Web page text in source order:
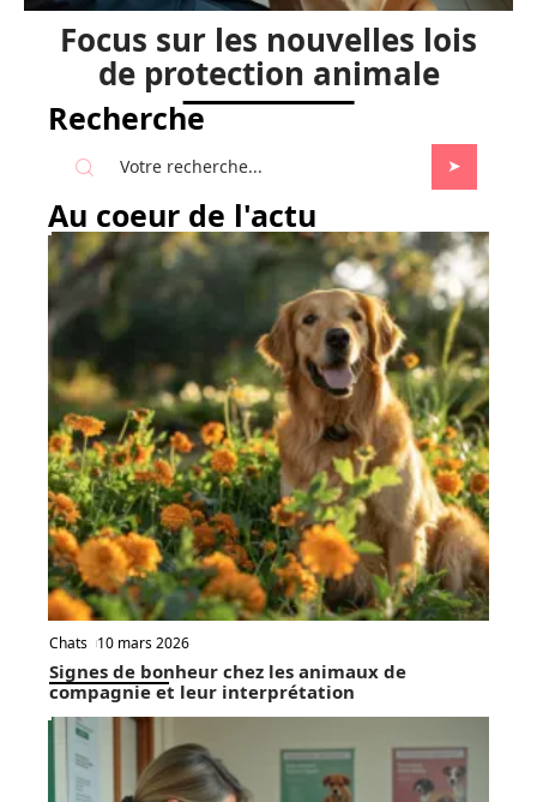
Focus sur les nouvelles lois
de protection animale
Recherche
Au coeur de l'actu
Chats 10 mars 2026
Signes de bonheur chez les animaux de
compagnie et leur interprétation